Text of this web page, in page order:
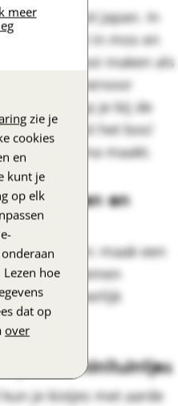
meer
zie je
cookies
en
kunt je
op elk
hoe
dat op
over
en komt uit Japan. In
je de plant in mos en
zo mooi maken als
zijn hiervoor
koop je bij de
géén mos uit het bos!
kokedama maakt.
en
te doen: maak een
Bloemen
is ook heerlijk
te doen.
als minituintjes
je kistjes met aarde